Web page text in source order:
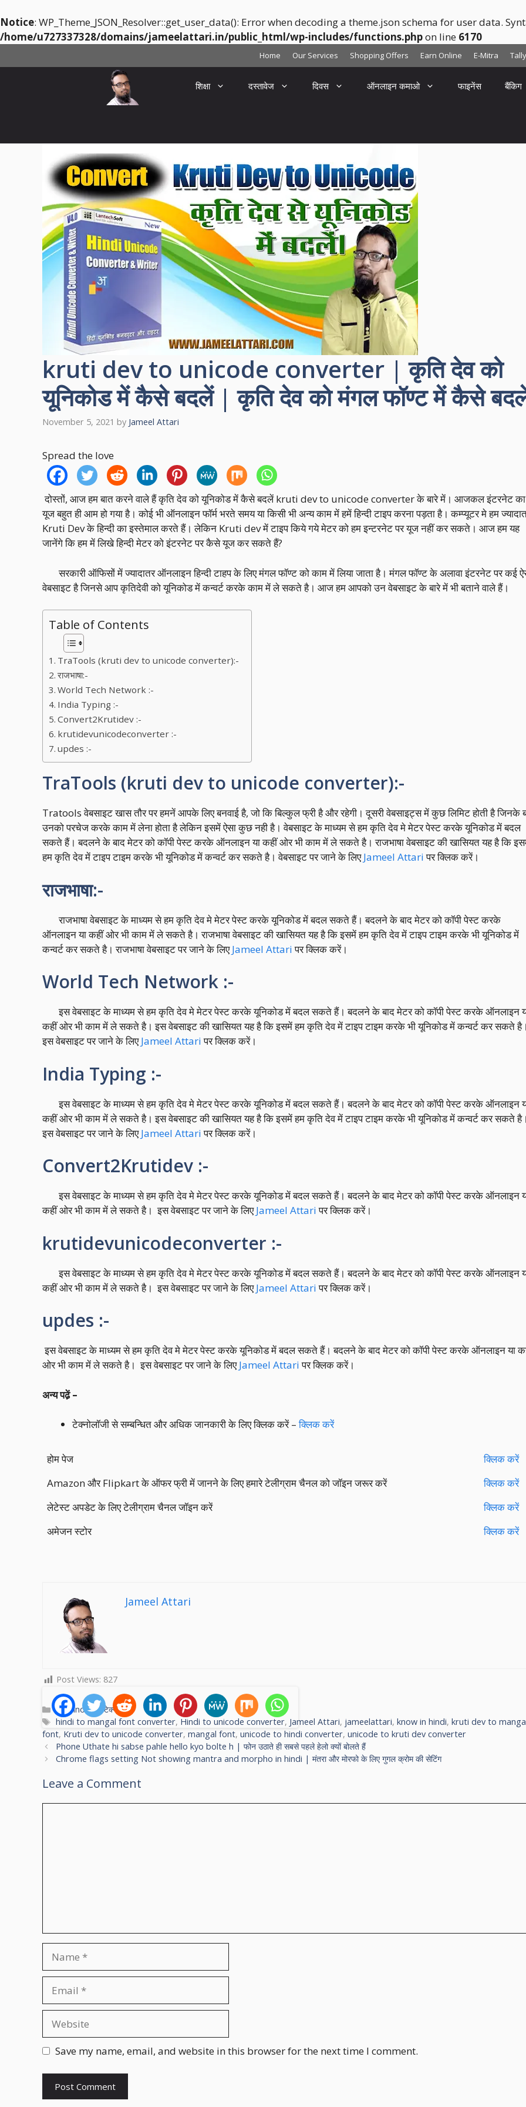
Notice: WP_Theme_JSON_Resolver::get_user_data(): Error when decoding a theme.json schema for user data.
/home/u727337328/domains/jameelattari.in/public_html/wp-includes/functions.phpon line 6170
to
Home Our Services Shopping Offers Earn Online E-Mitra
शिक्षा दस्तावेज दिवस ऑनलाइन कमाओ फाइनेंस बैंकिग
kruti dev to unicode converter | कृति देव को
यूनिकोड में कैसे बदलें | कृति देव को मंगल फॉण्ट में कैसे
November 5, 2021 by Jameel Attari
Spread the love
दोस्तों, आज हम बात करने वाले हैं कृति देव को यूनिकोड में कैसे बदलें kruti dev to unicode converter के बारे में। आजकल इंटरनेट का
यूज बहुत ही आम हो गया है। कोई भी ऑनलाइन फॉर्म भरते समय या किसी भी अन्य काम में हमें हिन्दी टाइप करना पड़ता है। कम्प्यूटर मे हम
Kruti Dev के हिन्दी का इस्तेमाल करते हैं। लेकिन Kruti dev में टाइप किये गये मेटर को हम इन्टरनेट पर यूज नहीं कर सकते। आज हम यह
जानेंगे कि हम में लिखे हिन्दी मेटर को इंटरनेट पर कैसे यूज कर सकते हैं?
सरकारी ऑफिसों में ज्यादातर ऑनलाइन हिन्दी टाहप के लिए मंगल फॉण्ट को काम में लिया जाता है। मंगल फॉण्ट के अलावा इंटरनेट पर कई
वेबसाइट है जिनसे आप कृतिदेवी को यूनिकोड में कन्वर्ट करके काम में ले सकते है। आज हम आपको उन वेबसाइट के बारे में भी बताने वाले हैं।
Table of Contents
TraTools (kruti dev to unicode converter):-
राजभाषा:-
World Tech Network :-
India Typing :-
Convert2Krutidev :-
krutidevunicodeconverter :-
updes :-
TraTools (kruti dev to unicode converter):-
Tratools वेबसाइट खास तौर पर हमनें आपके लिए बनवाई है, जो कि बिल्कुल फ्री है और रहेगी। दूसरी वेबसाइट्स में कुछ लिमिट होती है जिनके
उनको परचेज करके काम में लेना होता है लेकिन इसमें ऐसा कुछ नही है। वेबसाइट के माध्यम से हम कृति देव मे मेटर पेस्ट करके यूनिकोड में बदल
सकते हैं। बदलने के बाद मेटर को कॉपी पेस्ट करके ऑनलाइन या कहीं ओर भी काम में ले सकते है। राजभाषा वेबसाइट की खासियत यह है कि
हम कृति देव में टाइप टाइम करके भी यूनिकोड में कन्वर्ट कर सकते है। वेबसाइट पर जाने के लिएJameel Attariपर क्लिक करें।
राजभाषा:-
राजभाषा वेबसाइट के माध्यम से हम कृति देव मे मेटर पेस्ट करके यूनिकोड में बदल सकते हैं। बदलने के बाद मेटर को कॉपी पेस्ट करके
ऑनलाइन या कहीं ओर भी काम में ले सकते है। राजभाषा वेबसाइट की खासियत यह है कि इसमें हम कृति देव में टाइप टाइम करके भी यूनिकोड में
कन्वर्ट कर सकते है। राजभाषा वेबसाइट पर जाने के लिएJameel Attariपर क्लिक करें।
World Tech Network :-
इस वेबसाइट के माध्यम से हम कृति देव मे मेटर पेस्ट करके यूनिकोड में बदल सकते हैं। बदलने के बाद मेटर को कॉपी पेस्ट करके ऑनलाइन
कहीं ओर भी काम में ले सकते है। इस वेबसाइट की खासियत यह है कि इसमें हम कृति देव में टाइप टाइम करके भी यूनिकोड में कन्वर्ट कर सकते
इस वेबसाइट पर जाने के लिएJameel Attariपर क्लिक करें।
India Typing :-
इस वेबसाइट के माध्यम से हम कृति देव मे मेटर पेस्ट करके यूनिकोड में बदल सकते हैं। बदलने के बाद मेटर को कॉपी पेस्ट करके ऑनलाइन
कहीं ओर भी काम में ले सकते है। इस वेबसाइट की खासियत यह है कि इसमें हम कृति देव में टाइप टाइम करके भी यूनिकोड में कन्वर्ट कर सकते
इस वेबसाइट पर जाने के लिएJameel Attariपर क्लिक करें।
Convert2Krutidev :-
इस वेबसाइट के माध्यम से हम कृति देव मे मेटर पेस्ट करके यूनिकोड में बदल सकते हैं। बदलने के बाद मेटर को कॉपी पेस्ट करके ऑनलाइन
कहीं ओर भी काम में ले सकते है। इस वेबसाइट पर जाने के लिएJameel Attariपर क्लिक करें।
krutidevunicodeconverter :-
इस वेबसाइट के माध्यम से हम कृति देव मे मेटर पेस्ट करके यूनिकोड में बदल सकते हैं। बदलने के बाद मेटर को कॉपी पेस्ट करके ऑनलाइन
कहीं ओर भी काम में ले सकते है। इस वेबसाइट पर जाने के लिएJameel Attariपर क्लिक करें।
updes :-
इस वेबसाइट के माध्यम से हम कृति देव मे मेटर पेस्ट करके यूनिकोड में बदल सकते हैं। बदलने के बाद मेटर को कॉपी पेस्ट करके ऑनलाइन या
ओर भी काम में ले सकते है। इस वेबसाइट पर जाने के लिएJameel Attariपर क्लिक करें।
अन्य पढे़ं –
टेक्नोलॉजी से सम्बन्धित और अधिक जानकारी के लिए क्लिक करें –क्लिक करें
होम पेज
क्लिक करें
Amazon और Flipkart के ऑफर फ्री में जानने के लिए हमारे टेलीग्राम चैनल को जॉइन जरूर करें
क्लिक करें
लेटेस्ट अपडेट के लिए टेलीग्राम चैनल जॉइन करें
क्लिक करें
अमेजन स्टोर
क्लिक करें
Jameel Attari
Post Views: 827
C
a
t
e
g
r
Technology टेक्नोलॉजी
T
a
g
s
hindi to mangal font converter, Hindi to unicode converter, Jameel Attari, jameelattari,know in hindi,kruti dev to
font, Kruti dev to unicode converter, mangal font, unicode to hindi converter, unicode to kruti dev converter
Phone Uthate hi sabse pahle hello kyo bolte h | फोन उठाते ही सबसे पहले हेलो क्यों बोलते हैं
Chrome flags setting Not showing mantra and morpho in hindi | मंतरा और मोरफो के लिए गुगल क्रोम की सेटिंग
Leave a Comment
m
a
lb
i
Save my name, email, and website in this browser for the next time I comment.